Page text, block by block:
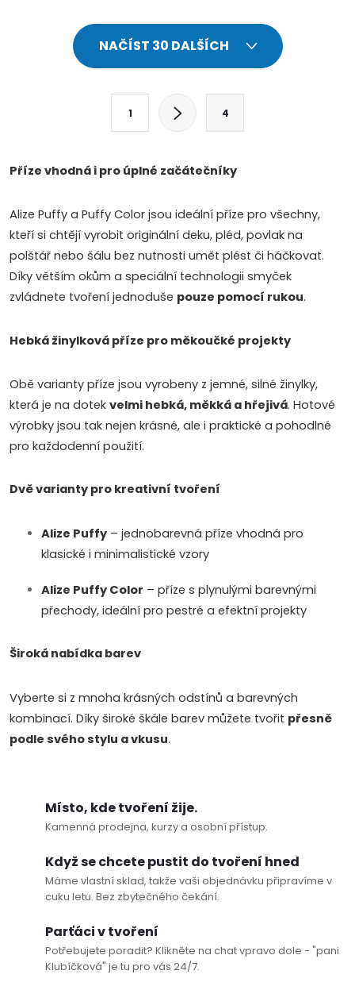
d
c
í
p
v
k
y
v
ý
NAČÍST 30 DALŠÍCH
á
k
o
v
á
n
1 4
Příze vhodná i pro úplné začátečníky
Alize Puffy a Puffy Color jsou ideální příze pro všechny,
kteří si chtějí vyrobit originální deku, pléd, povlak na
polštář nebo šálu bez nutnosti umět plést či háčkovat.
Díky větším okům a speciální technologii smyček
zvládnete tvoření jednoduše pouze pomocí rukou.
Hebká žinylková příze pro měkoučké projekty
Obě varianty příze jsou vyrobeny z jemné, silné žinylky,
která je na dotek velmi hebká, měkká a hřejivá. Hotové
výrobky jsou tak nejen krásné, ale i praktické a pohodlné
pro každodenní použití.
Dvě varianty pro kreativní tvoření
Alize Puffy – jednobarevná příze vhodná pro
klasické i minimalistické vzory
Alize Puffy Color – příze s plynulými barevnými
přechody, ideální pro pestré a efektní projekty
Široká nabídka barev
Vyberte si z mnoha krásných odstínů a barevných
kombinací. Díky široké škále barev můžete tvořit přesně
podle svého stylu a vkusu.
Místo, kde tvoření žije.
Kamenná prodejna, kurzy a osobní přístup.
Když se chcete pustit do tvoření hned
Máme vlastní sklad, takže vaši objednávku připravíme v
cuku letu. Bez zbytečného čekání.
Parťáci v tvoření
Potřebujete poradit? Klikněte na chat vpravo dole - "pani
Klubíčková" je tu pro vás 24/7.